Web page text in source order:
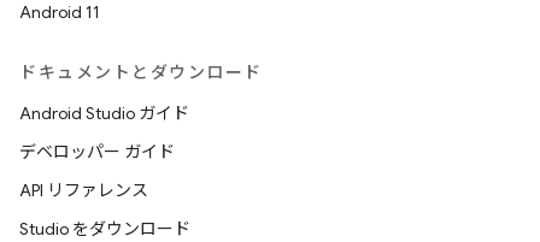
Android 11
ドキュメントとダウンロード
Android Studio ガイド
デベロッパー ガイド
API リファレンス
Studio をダウンロード